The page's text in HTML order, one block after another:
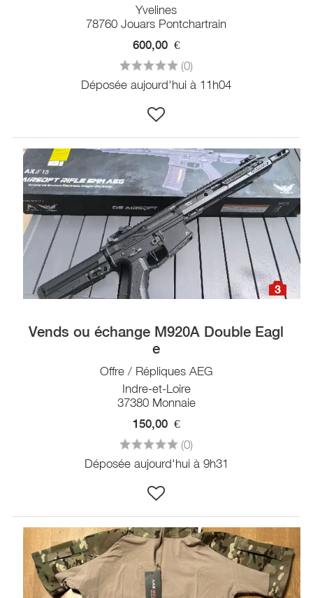
Yvelines
78760 Jouars Pontchartrain
600,00 €
(0)
Déposée aujourd'hui à 11h04
3
Vends ou échange M920A Double Eagl
e
Offre / Répliques AEG
Indre-et-Loire
37380 Monnaie
150,00 €
(0)
Déposée aujourd'hui à 9h31